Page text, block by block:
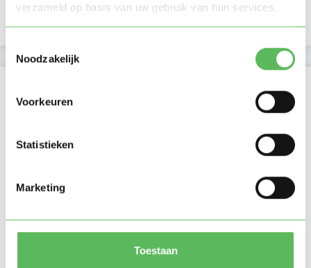
verzameld op basis van uw gebruik van hun services.
Noodzakelijk
Voorkeuren
Statistieken
Marketing
Toestaan